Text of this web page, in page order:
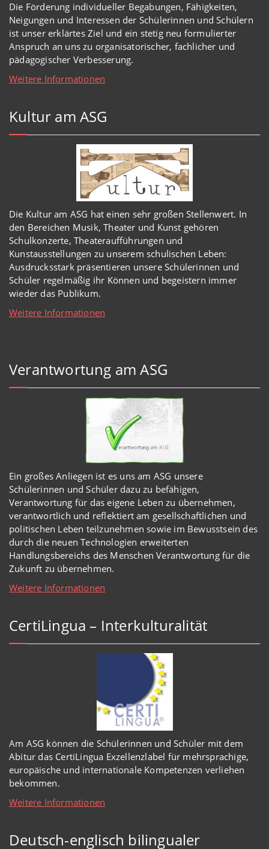
Die Förderung individueller Begabungen, Fähigkeiten,
Neigungen und Interessen der Schülerinnen und Schülern
ist unser erklärtes Ziel und ein stetig neu formulierter
Anspruch an uns zu organisatorischer, fachlicher und
pädagogischer Verbesserung.
Weitere Informationen
Kultur am ASG
Die Kultur am ASG hat einen sehr großen Stellenwert. In
den Bereichen Musik, Theater und Kunst gehören
Schulkonzerte, Theateraufführungen und
Kunstausstellungen zu unserem schulischen Leben:
Ausdrucksstark präsentieren unsere Schülerinnen und
Schüler regelmäßig ihr Können und begeistern immer
wieder das Publikum.
Weitere Informationen
Verantwortung am ASG
Ein großes Anliegen ist es uns am ASG unsere
Schülerinnen und Schüler dazu zu befähigen,
Verantwortung für das eigene Leben zu übernehmen,
verantwortlich und reflektiert am gesellschaftlichen und
politischen Leben teilzunehmen sowie im Bewusstsein des
durch die neuen Technologien erweiterten
Handlungsbereichs des Menschen Verantwortung für die
Zukunft zu übernehmen.
Weitere Informationen
CertiLingua – Interkulturalität
Am ASG können die Schülerinnen und Schüler mit dem
Abitur das CertiLingua Exzellenzlabel für mehrsprachige,
europäische und internationale Kompetenzen verliehen
bekommen.
Weitere Informationen
Deutsch-englisch bilingualer